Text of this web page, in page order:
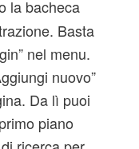
la bacheca
Basta
nel menu.
nuovo”
Da lì puoi
piano